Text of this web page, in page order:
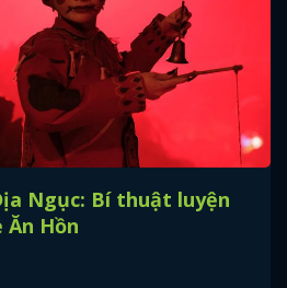
Ngục: Bí thuật luyện
Hồn